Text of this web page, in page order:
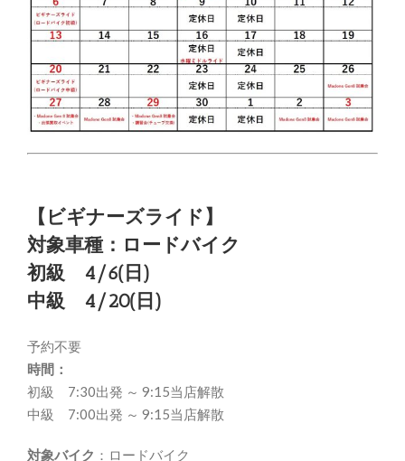
【ビギナーズライド】
対象車種：ロードバイク
初級 4/6(日)
中級 4/20(日)
予約不要
時間：
初級 7:30出発 ～ 9:15当店解散
中級 7:00出発 ～ 9:15当店解散
対象バイク ：ロードバイク